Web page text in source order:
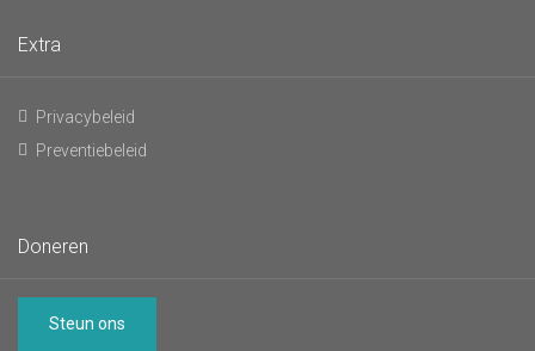
Extra
Privacybeleid
Preventiebeleid
Doneren
Steun ons